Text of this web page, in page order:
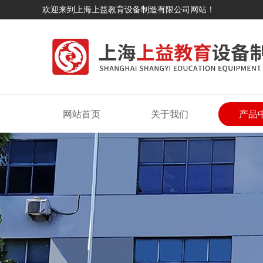
欢迎来到上海上益教育设备制造有限公司网站！
网站首页 关于我们 产品